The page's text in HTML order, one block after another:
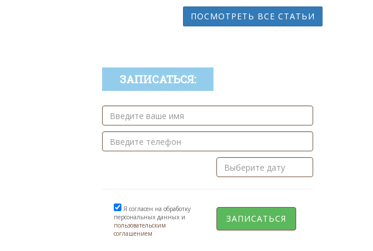
ПОСМОТРЕТЬ ВСЕ СТАТЬИ
ЗАПИСАТЬСЯ:
Я согласен на обработку
персональных данных и
пользовательским
соглашением